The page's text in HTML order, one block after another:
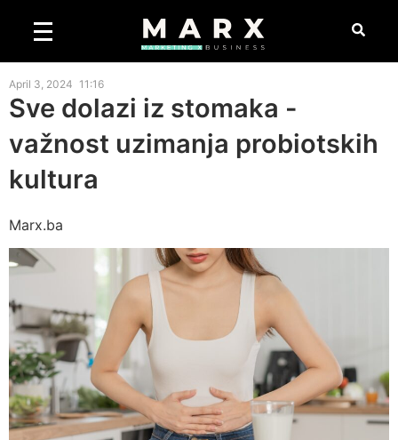
April 3, 2024 11:16
Sve dolazi iz stomaka -
važnost uzimanja probiotskih
kultura
Marx.ba